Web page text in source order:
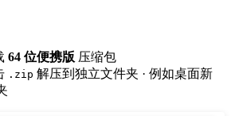
64 位便携版 压缩包
.zip 解压到独立文件夹 · 例如桌面新